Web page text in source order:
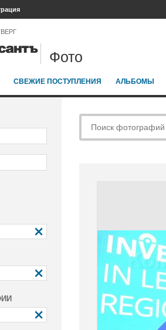
Фото
СВЕЖИЕ ПОСТУПЛЕНИЯ АЛЬБОМЫ